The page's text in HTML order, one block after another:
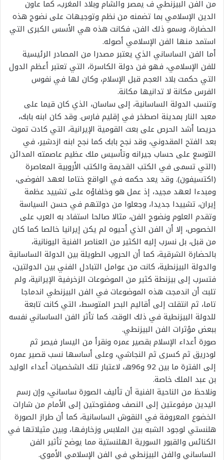
من الفن البيزنطي ف يمصر والشام وبلاد المغرب، كما عاون
الدين الإسلامي بما تضمنه من نظم وتوجيهات على نضوج هذه
الحضارة، وسمو ذلك الفن، فكانت هذه هي الأسس الكبرى التي
استمد منها الفن الإسلامي أصوله.
أما الفن الساساني الذي يعتبر مصدرا من المصادر الرئيسية
للفن الإسلامي، فهو فن دولة الكاسرة، التي تعتبر أعظم الدول
التي حكمت بلاد العجم قبل الإسلام، وكان لها في نفوس
الفرس مكانة لا تدانيها مكانة.
وتنسب الدولة الساسانية، إلى ساسان، الذي كان قيما على
معبد النار بمدينة اصطخر في إقليم فارس. وقد كان ابنه بابك،
حريصا أشد الحرص على بعث القومية الإيرانية، التي كادت تموت
بعد الفتح المقدوني، وقد نجح بابك كما نجح ابنه ازدشير، في
التوسع على حساب جيرانه وتأسيس ملك عظيم عاصمته المدائن
(التي تسمى في الكتب القديمة والكتب الأروبية المعاصرة
(اكتسيفون). وقد يعد حكمه في الواقع ختاما لعهد الفوضى،
ومبدءا لعهد مجيد، إذ عمل هو وخلفاؤه على تشييد عظمة
إيران، تشييدا جديدا، وجعلوا من دولتهم في حسن السياسة
وتقدم العلوم ونضوج الفن، مثالا صالحا استفاد به العرب على
الخصوص، إلا أن الفن الذي أحيوه لم يكن إيرانيا خالصا كما كان
من قبل، بل نسرب إليه الكثير من العناصر الفنية اليونانية،
بالحضارة الشرقية، كما أن الحروب الطويلة بين الدولة الساسانية
والدولة البيزنطية، كانت من عوامل التبادل الفني بين الدولتين،
فتسرب إلى بيزنطة كثير من الموضوعات الزخرفية الإيرانية، ولم
تلبث أن اندمجت هذه الموضوعات في الفن البيزنطي اندماجا
تاما، ثم انتقلت إلى أقاليم البحر المتوسط، التي كانت تابعة
للدولة البيزنطية في ذلك الوقت. كما تأثر الفن الساساني نفسه
ببعض مؤثرات الفن البيزنطي.
صورة أعداء الإسلام بقصير عمره ونقرأ من اليسار فيصر ثم
لودريق ثم كسرى ثم النجاشي، وعلى أساسها نسب قصير عمره
إلى الفترة ما بين 92 و96هـ، لاعتبار تلك الشخصيات أعداء الوليد
بن عبد الملك خاصة.
ونلاحظ من الناحية الفنية أن تأليف الصورة ساساني، وإن رسم
اليدين مرفوعتين إلى النصف ومفتوحتين إلى الأمام من شارات
الخضوع المعروفة في النقوش الساسانية، كما أن طراز الصورة
هلنستي لوجود الشبه بين الملابس وزخارفها، وبين مثيلاتها في
الكنائس والقبور السورية الهلنستية مما يوضح تأثير الفن
الساساني والفن البيزنطي في الفن الإسلامي الأموي.